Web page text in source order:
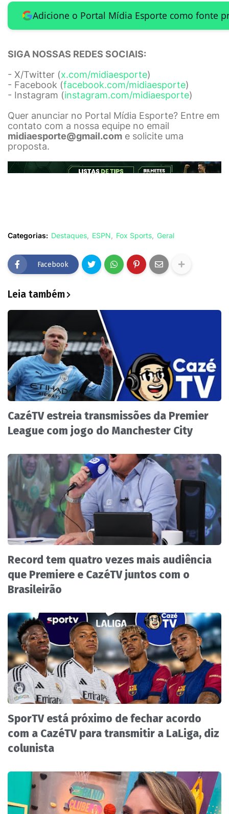
Adicione o Portal Mídia Esporte como fonte
SIGA NOSSAS REDES SOCIAIS:
- X/Twitter (x.com/midiaesporte)
- Facebook (facebook.com/midiaesporte)
- Instagram (instagram.com/midiaesporte)
Quer anunciar no Portal Mídia Esporte? Entre em
contato com a nossa equipe no email
midiaesporte@gmail.com e solicite uma
proposta.
Categorias: Destaques ESPN Fox Sports Geral
Facebook
Leia também
CazéTV estreia transmissões da Premier
League com jogo do Manchester City
Record tem quatro vezes mais audiência
que Premiere e CazéTV juntos com o
Brasileirão
SporTV está próximo de fechar acordo
com a CazéTV para transmitir a LaLiga, diz
colunista